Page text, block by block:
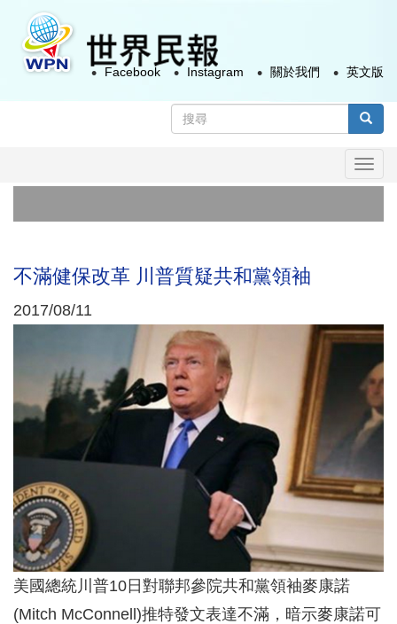
容
搜
尋
Facebook Instagram 關於我們 英文版
不滿健保改革 川普質疑共和黨領袖
2017/08/11
美國總統川普10日對聯邦參院共和黨領袖麥康諾
(Mitch McConnell)推特發文表達不滿，暗示麥康諾可